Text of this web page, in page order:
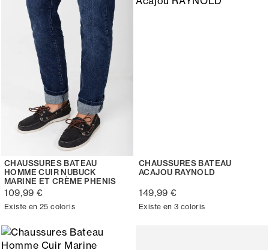
CHAUSSURES BATEAU
HOMME CUIR NUBUCK
MARINE ET CRÈME PHENIS
109,99 €
Existe en 25 coloris
CHAUSSURES BATEAU
ACAJOU RAYNOLD
149,99 €
Existe en 3 coloris